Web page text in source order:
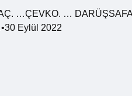
…ÇEVKO. …
Eylül 2022